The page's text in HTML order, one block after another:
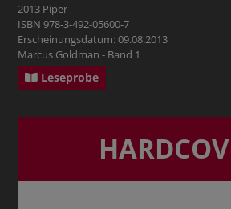
2013 Piper
ISBN 978-3-492-05600-7
Erscheinungsdatum: 09.08.2013
Marcus Goldman - Band 1
Leseprobe